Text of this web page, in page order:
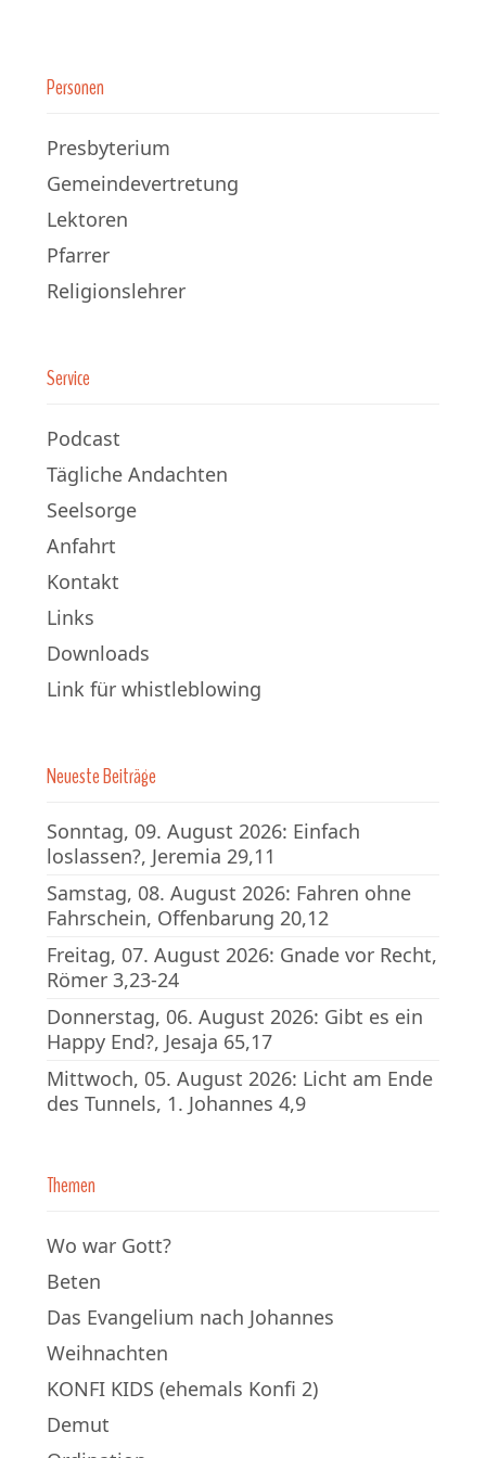
Personen
Presbyterium
Gemeindevertretung
Lektoren
Pfarrer
Religionslehrer
Service
Podcast
Tägliche Andachten
Seelsorge
Anfahrt
Kontakt
Links
Downloads
Link für whistleblowing
Neueste Beiträge
Sonntag, 09. August 2026: Einfach
loslassen?, Jeremia 29,11
Samstag, 08. August 2026: Fahren ohne
Fahrschein, Offenbarung 20,12
Freitag, 07. August 2026: Gnade vor Recht,
Römer 3,23-24
Donnerstag, 06. August 2026: Gibt es ein
Happy End?, Jesaja 65,17
Mittwoch, 05. August 2026: Licht am Ende
des Tunnels, 1. Johannes 4,9
Themen
Wo war Gott?
Beten
Das Evangelium nach Johannes
Weihnachten
KONFI KIDS (ehemals Konfi 2)
Demut